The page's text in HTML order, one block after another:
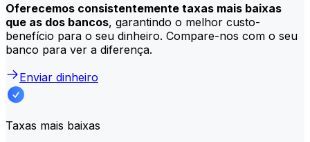
Oferecemos consistentemente taxas mais baixas
que as dos bancos, garantindo o melhor custo-
benefício para o seu dinheiro. Compare-nos com o seu
banco para ver a diferença.
Enviar dinheiro
Taxas mais baixas